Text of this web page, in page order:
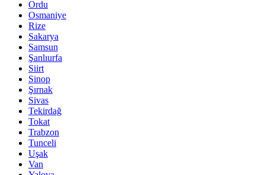
Ordu
Osmaniye
Rize
Sakarya
Samsun
Şanlıurfa
Siirt
Sinop
Şırnak
Sivas
Tekirdağ
Tokat
Trabzon
Tunceli
Uşak
Van